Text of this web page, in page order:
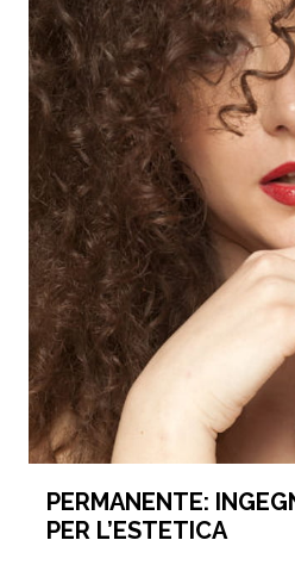
PERMANENTE:
PER L’ESTETICA